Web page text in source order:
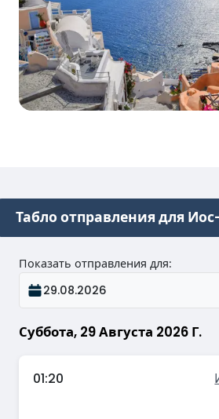
Табло отправления для
Суббота, 29 Августа 2026 Г.
Показать отправления для:
29.08.2026
01:20